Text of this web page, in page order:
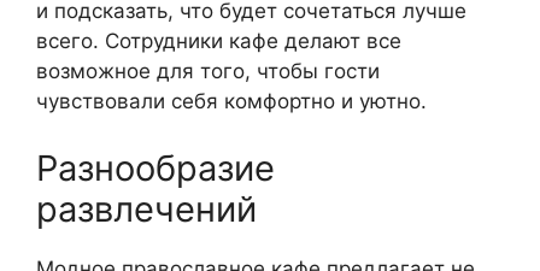
и подсказать, что будет сочетаться лучше
всего. Сотрудники кафе делают все
возможное для того, чтобы гости
чувствовали себя комфортно и уютно.
Разнообразие
развлечений